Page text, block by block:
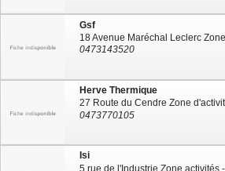
Gsf
0473143520
Herve Thermique
0473770105
Isi